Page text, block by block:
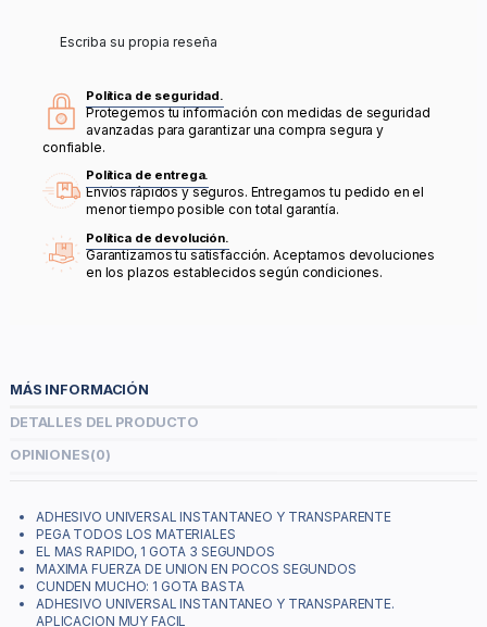
Escriba su propia reseña
Política de seguridad.
Protegemos tu información con medidas de seguridad
avanzadas para garantizar una compra segura y
confiable.
Política de entrega.
Envíos rápidos y seguros. Entregamos tu pedido en el
menor tiempo posible con total garantía.
Política de devolución.
Garantizamos tu satisfacción. Aceptamos devoluciones
en los plazos establecidos según condiciones.
MÁS INFORMACIÓN
DETALLES DEL PRODUCTO
OPINIONES(0)
ADHESIVO UNIVERSAL INSTANTANEO Y TRANSPARENTE
PEGA TODOS LOS MATERIALES
EL MAS RAPIDO, 1 GOTA 3 SEGUNDOS
MAXIMA FUERZA DE UNION EN POCOS SEGUNDOS
CUNDEN MUCHO: 1 GOTA BASTA
ADHESIVO UNIVERSAL INSTANTANEO Y TRANSPARENTE.
APLICACION MUY FACIL